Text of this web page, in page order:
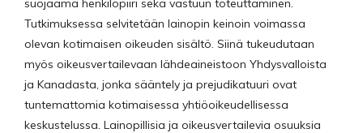
suojaama henkilöpiiri sekä vastuun toteuttaminen.
Tutkimuksessa selvitetään lainopin keinoin voimassa
olevan kotimaisen oikeuden sisältö. Siinä tukeudutaan
myös oikeusvertailevaan lähdeaineistoon Yhdysvalloista
ja Kanadasta, jonka sääntely ja prejudikatuuri ovat
tuntemattomia kotimaisessa yhtiöoikeudellisessa
keskustelussa. Lainopillisia ja oikeusvertailevia osuuksia